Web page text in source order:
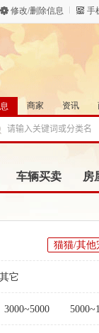
修改/删除信息 手
商家 资讯
车辆买卖 房
猫猫/其他
其它
3000~5000